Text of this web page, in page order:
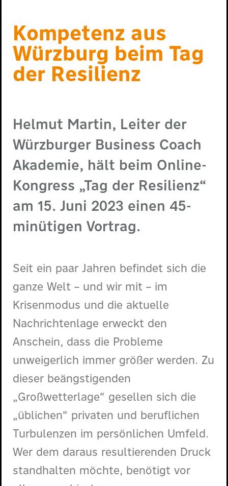
Kom­pe­tenz aus
Würz­burg beim Tag
der Resi­li­enz
Helmut Martin, Leiter der
Würzburger Business Coach
Akademie, hält beim Online-
Kongress „Tag der Resilienz“
am 15. Juni 2023 einen 45-
minütigen Vortrag.
Seit ein paar Jahren befindet sich die
ganze Welt – und wir mit – im
Krisenmodus und die aktuelle
Nachrichtenlage erweckt den
Anschein, dass die Probleme
unweigerlich immer größer werden. Zu
dieser beängstigenden
„Großwetterlage“ gesellen sich die
„üblichen“ privaten und beruflichen
Turbulenzen im persönlichen Umfeld.
Wer dem daraus resultierenden Druck
standhalten möchte, benötigt vor